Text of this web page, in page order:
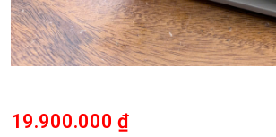
19.900.000 ₫